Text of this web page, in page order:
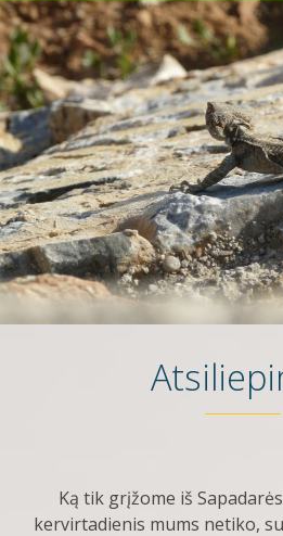
Ką tik grįžome iš
kervirtadienis mums netiko,